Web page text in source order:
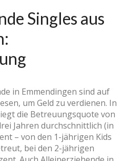
Singles aus
in Emmendingen sind auf
um Geld zu verdienen. In
die Betreuungsquote von
Jahren durchschnittlich (in
– von den 1-jährigen Kids
bei den 2-jährigen